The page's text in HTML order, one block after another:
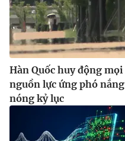
Hàn Quốc huy động mọi
nguồn lực ứng phó nắng
nóng kỷ lục